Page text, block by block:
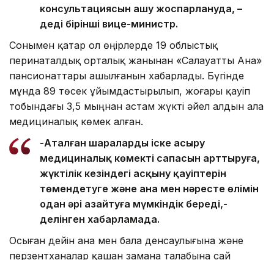
консультациясын ашу жоспарлануда, –
деді бірінші вице-министр.
Сонымен қатар ол өңірлерде 19 облыстық
перинаталдық орталық жанынан «Салауатты Ана»
пансионаттары ашылғанын хабарлады. Бүгінде
мұнда 89 төсек ұйымдастырылып, жоғары қауіп
тобындағы 3,5 мыңнан астам жүкті әйел алдын ала
медициналық көмек алған.
-Аталған шараларды іске асыру
медициналық көмектің сапасын арттыруға,
жүктілік кезіндегі асқыну қауіптерін
төмендетуге және ана мен нәресте өлімін
одан әрі азайтуға мүмкіндік береді,-
делінген хабарламада.
Осыған дейін ана мен бала денсаулығына және
перзентханалар қашан замана талабына сай